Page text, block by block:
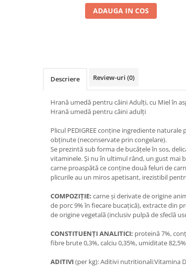
ADAUGA IN COS
Descriere Review-uri (0)
Hrană umedă pentru câini Adulţi, cu Miel în
Hrană umedă pentru câini adulţi
Plicul PEDIGREE conţine ingrediente
obţinute (neconservate prin congelare).
Se prezintă sub forma de bucăţele în sos,
vitaminele. Şi nu în ultimul rând, un gust mai
carne proaspătă ce conţine două feluri de
plicurile au un miros apetisant, irezistibil
COMPOZIȚIE: carne şi derivate de origine
de porc 9% în fiecare bucaţică), extracte din
de origine vegetală (inclusiv pulpă de sfeclă
CONSTITUENȚI ANALITICI: proteină 7%,
fibre brute 0,3%, calciu 0,35%, umiditate
ADITIVI (per kg): Aditivi nutritionali:Vitamina